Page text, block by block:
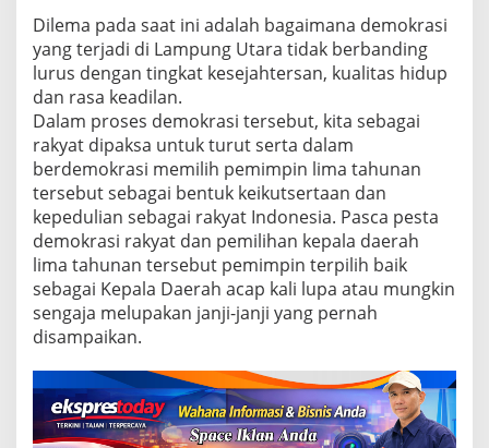
t
a
n
e
m
o
k
a
s
i
R
a
k
y
y
a
n
g
Dilema pada saat ini adalah bagaimana demokrasi
yang terjadi di Lampung Utara tidak berbanding
lurus dengan tingkat kesejahtersan, kualitas hidup
dan rasa keadilan.
Dalam proses demokrasi tersebut, kita sebagai
rakyat dipaksa untuk turut serta dalam
berdemokrasi memilih pemimpin lima tahunan
tersebut sebagai bentuk keikutsertaan dan
kepedulian sebagai rakyat Indonesia. Pasca pesta
demokrasi rakyat dan pemilihan kepala daerah
lima tahunan tersebut pemimpin terpilih baik
sebagai Kepala Daerah acap kali lupa atau mungkin
sengaja melupakan janji-janji yang pernah
disampaikan.